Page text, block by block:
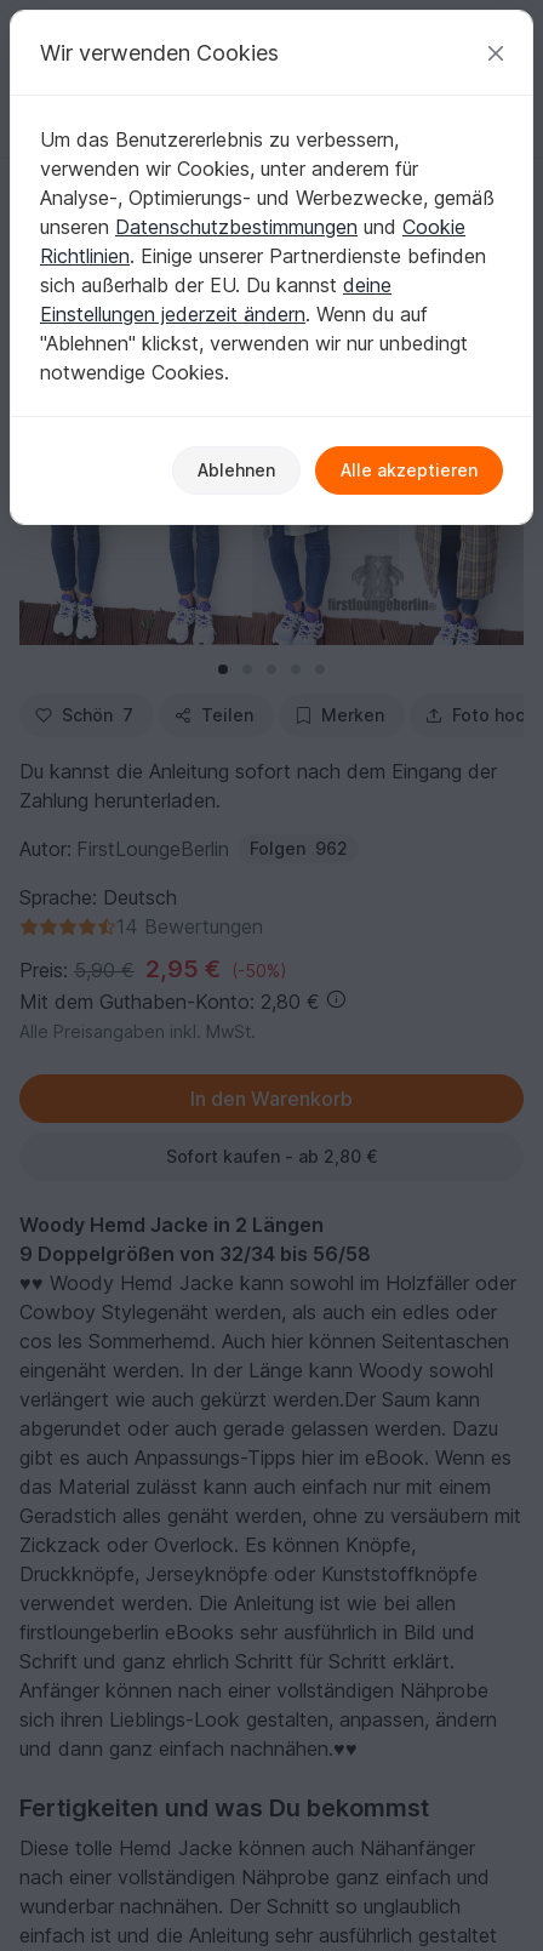
Deine kreativen Ideen
Deutsch | € (EUR) einloggen Kostenlos registrieren
Startseite Nähen Damen Jacken & Westen
Woody Hemd Jacke Mantel Holzfäller Cowboy Fleecejacke
Woody Hemd Jacke Mantel Holzfäller Cowboy
Fleecejacke Damenbluse
Schön 7 Teilen Merken Foto
Du kannst die Anleitung sofort nach dem Eingang der
Zahlung herunterladen.
Autor: FirstLoungeBerlin Folgen 962
Sprache: Deutsch
14 Bewertungen
Preis: 5,90 € 2,95 € (-50%)
Mit dem Guthaben-Konto: 2,80 €
Alle Preisangaben inkl. MwSt.
Sofort kaufen - ab 2,80 €
Woody Hemd Jacke in 2 Längen
9 Doppelgrößen von 32/34 bis 56/58
♥♥ Woody Hemd Jacke kann sowohl im Holzfäller oder
Cowboy Stylegenäht werden, als auch ein edles oder
cos les Sommerhemd. Auch hier können Seitentaschen
eingenäht werden. In der Länge kann Woody sowohl
verlängert wie auch gekürzt werden.Der Saum kann
abgerundet oder auch gerade gelassen werden. Dazu
gibt es auch Anpassungs-Tipps hier im eBook. Wenn es
das Material zulässt kann auch einfach nur mit einem
Geradstich alles genäht werden, ohne zu versäubern mit
Zickzack oder Overlock. Es können Knöpfe,
Druckknöpfe, Jerseyknöpfe oder Kunststoffknöpfe
verwendet werden. Die Anleitung ist wie bei allen
firstloungeberlin eBooks sehr ausführlich in Bild und
Schrift und ganz ehrlich Schritt für Schritt erklärt.
Anfänger können nach einer vollständigen Nähprobe
sich ihren Lieblings-Look gestalten, anpassen, ändern
und dann ganz einfach nachnähen.♥♥
Fertigkeiten und was Du bekommst
Diese tolle Hemd Jacke können auch Nähanfänger
nach einer vollständigen Nähprobe ganz einfach und
wunderbar nachnähen. Der Schnitt so unglaublich
einfach ist und die Anleitung sehr ausführlich gestaltet
Wir verwenden Cookies
Um das Benutzererlebnis zu verbessern,
verwenden wir Cookies, unter anderem für
Analyse-, Optimierungs- und Werbezwecke, gemäß
unseren Datenschutzbestimmungen und Cookie
Richtlinien. Einige unserer Partnerdienste befinden
sich außerhalb der EU. Du kannst deine
Einstellungen jederzeit ändern. Wenn du auf
"Ablehnen" klickst, verwenden wir nur unbedingt
notwendige Cookies.
Ablehnen Alle akzeptieren